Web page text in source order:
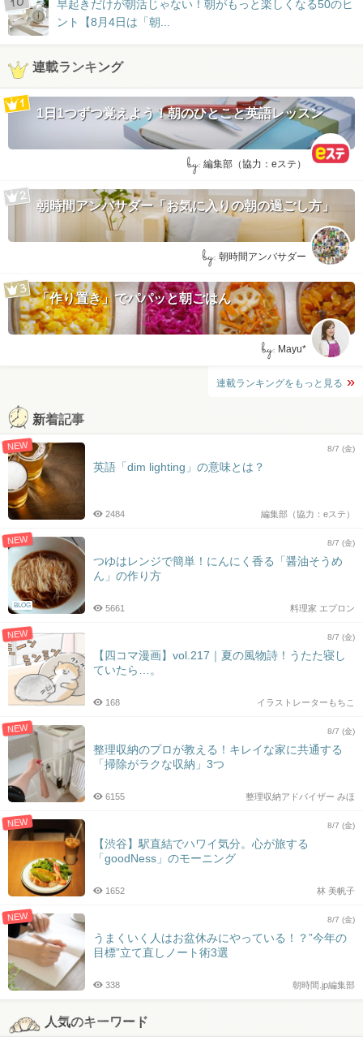
早起きだけが朝活じゃない！朝がもっと楽しくなる50のヒ
ント【8月4日は「朝...
連載ランキング
1日1つずつ覚えよう！朝のひとこと英語レッスン
by: 編集部（協力：eステ）
朝時間アンバサダー「お気に入りの朝の過ごし方」
by: 朝時間アンバサダー
「作り置き」でパパッと朝ごはん
by: Mayu*
連載ランキングをもっと見る
新着記事
NEW 8/7 (金)
英語「dim lighting」の意味とは？
編集部（協力：eステ）
2484
NEW
BLOG
8/7 (金)
つゆはレンジで簡単！にんにく香る「醤油そうめ
ん」の作り方
料理家 エプロン
5661
NEW 8/7 (金)
【四コマ漫画】vol.217｜夏の風物詩！うたた寝し
ていたら…。
イラストレーターもちこ
168
NEW 8/7 (金)
整理収納のプロが教える！キレイな家に共通する
「掃除がラクな収納」3つ
整理収納アドバイザー みほ
6155
NEW 8/7 (金)
【渋谷】駅直結でハワイ気分。心が旅する
「goodNess」のモーニング
林 美帆子
1652
NEW 8/7 (金)
うまくいく人はお盆休みにやっている！？”今年の
目標”立て直しノート術3選
朝時間.jp編集部
338
人気のキーワード